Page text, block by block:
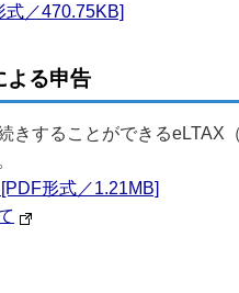
／470.75KB]
よる申告
きすることができるeLTAX
形式／1.21MB]